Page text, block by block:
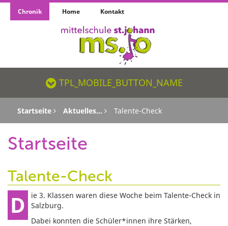
Chronik Home Kontakt
TPL_MOBILE_BUTTON_NAME_SR
TPL_MOBILE_BUTTON_NAME
Startseite Aktuelles... Talente-Check
Startseite
Talente-Check
Die 3. Klassen waren diese Woche beim Talente-Check in
Salzburg.
Dabei konnten die Schüler*innen ihre Stärken,